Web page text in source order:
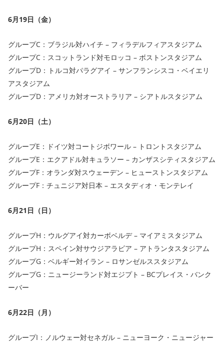
6月19日（金）
グループC：ブラジル対ハイチ – フィラデルフィアスタジアム
グループC：スコットランド対モロッコ – ボストンスタジアム
グループD：トルコ対パラグアイ – サンフランシスコ・ベイエリ
アスタジアム
グループD：アメリカ対オーストラリア – シアトルスタジアム
6月20日（土）
グループE：ドイツ対コートジボワール – トロントスタジアム
グループE：エクアドル対キュラソー – カンザスシティスタジアム
グループF：オランダ対スウェーデン – ヒューストンスタジアム
グループF：チュニジア対日本 – エスタディオ・モンテレイ
6月21日（日）
グループH：ウルグアイ対カーボベルデ – マイアミスタジアム
グループH：スペイン対サウジアラビア – アトランタスタジアム
グループG：ベルギー対イラン – ロサンゼルススタジアム
グループG：ニュージーランド対エジプト – BCプレイス・バンク
ーバー
6月22日（月）
グループI：ノルウェー対セネガル – ニューヨーク・ニュージャー